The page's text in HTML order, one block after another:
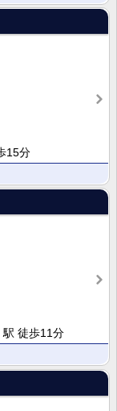
15分
駅 徒歩11分